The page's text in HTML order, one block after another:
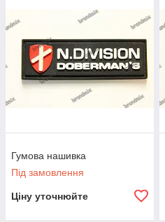
Гумова нашивка
Під замовлення
Ціну уточнюйте